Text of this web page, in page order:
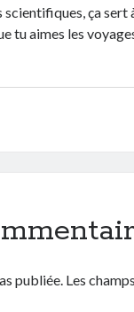
ça sert
tu aimes les
publiée. Les